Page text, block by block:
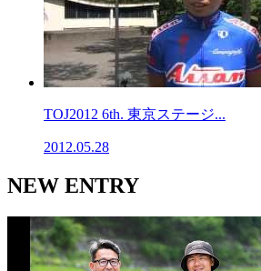
TOJ2012 6th. 東京ステージ...
2012.05.28
NEW ENTRY